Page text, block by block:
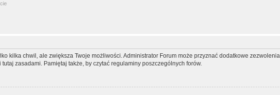
kilka chwil, ale zwiększa Twoje możliwości. Administrator Forum może przyznać dodatkowe
zasadami. Pamiętaj także, by czytać regulaminy poszczególnych forów.